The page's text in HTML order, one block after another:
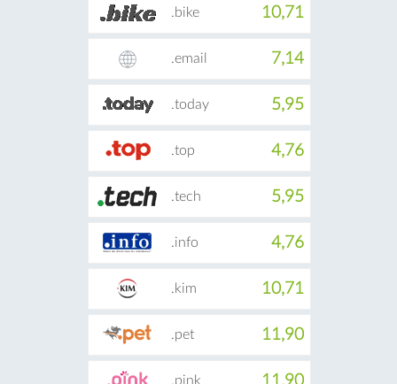
.bike 10,71
.email 7,14
.today 5,95
.top 4,76
.tech 5,95
.info 4,76
.kim 10,71
.pet 11,90
.pink